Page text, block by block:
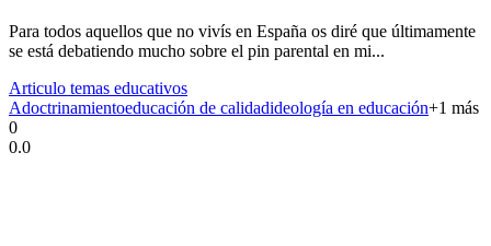
Para todos aquellos que no vivís en España os diré que últimamente
se está debatiendo mucho sobre el pin parental en mi...
Articulo temas educativos
Adoctrinamientoeducación de calidadideología en educación+1 más
0
0.0